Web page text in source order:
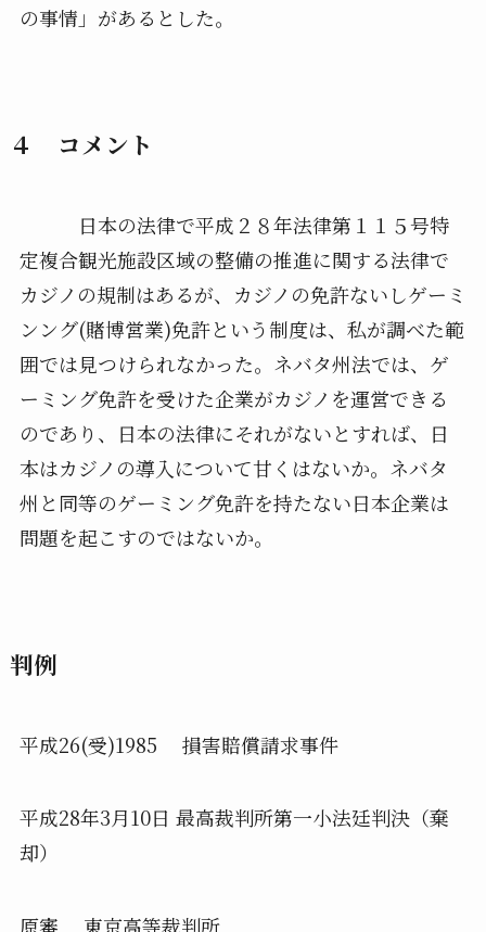
の事情」があるとした。
４ コメント
日本の法律で平成２８年法律第１１５号特
定複合観光施設区域の整備の推進に関する法律で
カジノの規制はあるが、カジノの免許ないしゲーミ
ンング(賭博営業)免許という制度は、私が調べた範
囲では見つけられなかった。ネバタ州法では、ゲ
ーミング免許を受けた企業がカジノを運営できる
のであり、日本の法律にそれがないとすれば、日
本はカジノの導入について甘くはないか。ネバタ
州と同等のゲーミング免許を持たない日本企業は
問題を起こすのではないか。
判例
平成26(受)1985 損害賠償請求事件
平成28年3月10日 最高裁判所第一小法廷判決（棄
却）
原審 東京高等裁判所